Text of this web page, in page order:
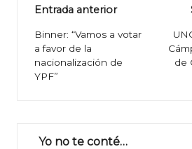
Navegación
de
entradas
Entrada anterior
Binner: “Vamos a votar
a favor de la
nacionalización de
YPF”
de
Yo no te conté…